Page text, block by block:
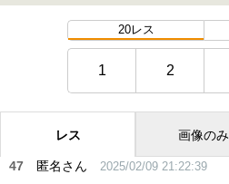
20レス
1 2
レス 画像のみ
47 匿名さん 2025/02/09 21:22:39